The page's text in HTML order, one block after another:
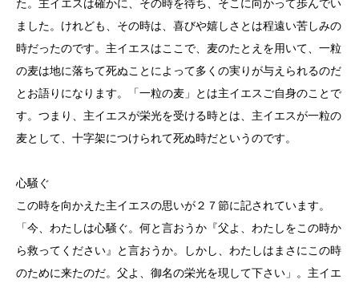
た。主イエスは確かに、その時を待ち、そこに向かって歩んでい
ました。けれども、その時は、喜びや嬉しさとは程遠い苦しみの
時だったのです。主イエスはここで、麦のたとえを用いて、一粒
の麦は地に落ちて死ぬことによって多くの実りが与えられるのだ
とお語りになります。「一粒の麦」とは主イエスご自身のことで
す。つまり、主イエスが栄光を受ける時とは、主イエスが一粒の
麦として、十字架につけられて死ぬ時だというのです。
心騒ぐ
この時を向かえた主イエスの思いが２７節に記されています。
「今、わたしは心騒ぐ。何と言おうか『父よ、わたしをこの時か
ら救ってください』と言おうか。しかし、わたしはまさにこの時
のために来たのだ。父よ、御名の栄光を現して下さい」。主イエ